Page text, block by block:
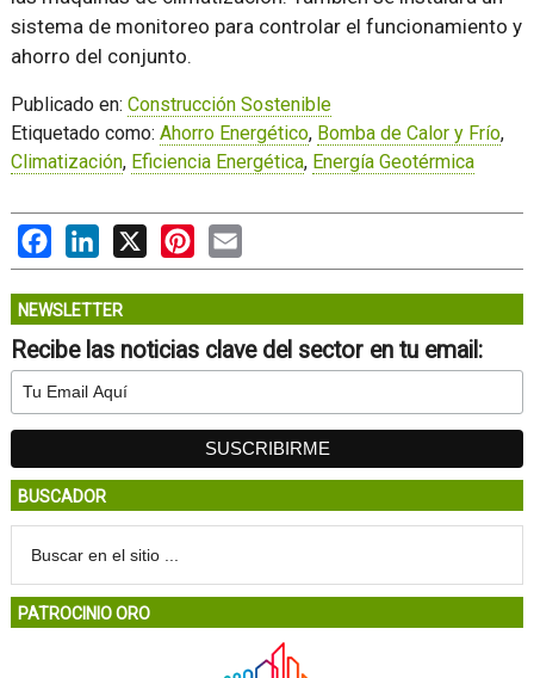
sistema de monitoreo para controlar el funcionamiento y
ahorro del conjunto.
Publicado en: Construcción Sostenible
Etiquetado como: Ahorro Energético, Bomba de Calor y Frío,
Climatización, Eficiencia Energética, Energía Geotérmica
FacebookLinkedIn
X PinterestEmail
NEWSLETTER
Recibe las noticias clave del sector en tu email:
BUSCADOR
PATROCINIO ORO